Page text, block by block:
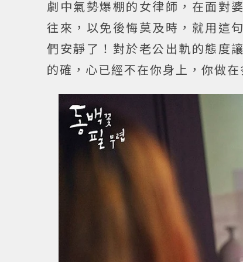
劇中氣勢爆棚的女律師，在面對
往來，以免後悔莫及時，就用這
們安靜了！對於老公出軌的態度
的確，心已經不在你身上，你做在